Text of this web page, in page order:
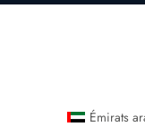
Émirats